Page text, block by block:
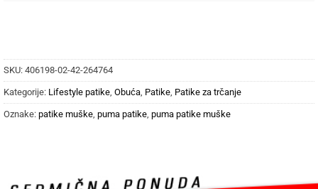
SKU: 406198-02-42-264764
Kategorije: Lifestyle patike Obuća Patike Patike za trčanje
Oznake: patike muške puma patike puma patike muške